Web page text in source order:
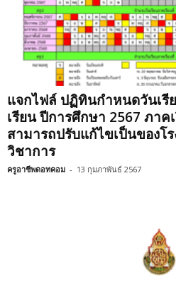
แจกไฟล์ ปฏิทินกำหนดวันเ
เรียน ปีการศึกษา 2567 ภาค
สามารถปรับแก้ไขเป็นของโร
วิชาการ
ครูอาชีพดอทคอม - 13 กุมภาพันธ์ 2567